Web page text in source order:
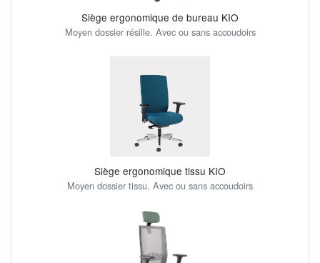
Siège ergonomique de bureau KIO
Moyen dossier résille. Avec ou sans accoudoirs
Siège ergonomique tissu KIO
Moyen dossier tissu. Avec ou sans accoudoirs